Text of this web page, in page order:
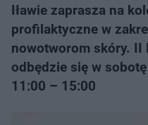
Iławie zaprasza na
profilaktyczne w
nowotworom skóry. II
odbędzie się w
11:00 – 15:00